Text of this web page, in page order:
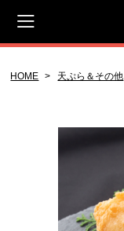
御自宅用
HOME 天ぷら＆その他